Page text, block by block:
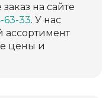
на сайте
63-33. У нас
ассортимент
цены и